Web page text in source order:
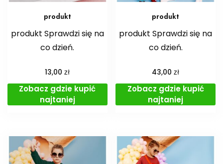
produkt
produkt Sprawdzi się na
co dzień.
13,00zł
Zobacz gdzie kupić
najtaniej
produkt
produkt Sprawdzi się na
co dzień.
43,00zł
Zobacz gdzie kupić
najtaniej